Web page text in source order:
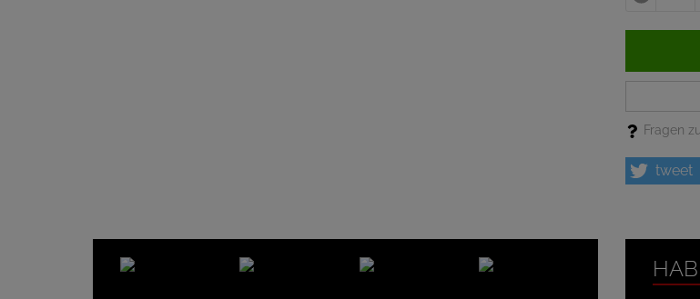
Fragen
tweet